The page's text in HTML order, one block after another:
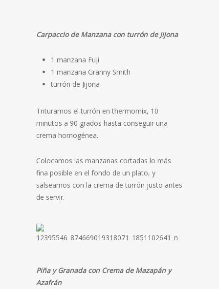
Carpaccio de Manzana con turrón de Jijona
1 manzana Fuji
1 manzana Granny Smith
turrón de Jijona
Trituramos el turrón en thermomix, 10
minutos a 90 grados hasta conseguir una
crema homogénea.
Colocamos las manzanas cortadas lo más
fina posible en el fondo de un plato, y
salseamos con la crema de turrón justo antes
de servir.
Piña y Granada con Crema de Mazapán y
Azafrán